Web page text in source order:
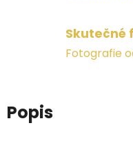
Skutečné
Fotografie
Popis